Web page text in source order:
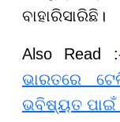
ବାହାରିସାରିଛି।
Also Read
ଭାରତରେ
ଭବିଷ୍ୟତ